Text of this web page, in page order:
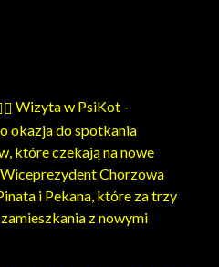
Wizyta w PsiKot -
okazja do spotkania
które czekają na nowe
Chorzowa
i Pekana, które za trzy
z nowymi